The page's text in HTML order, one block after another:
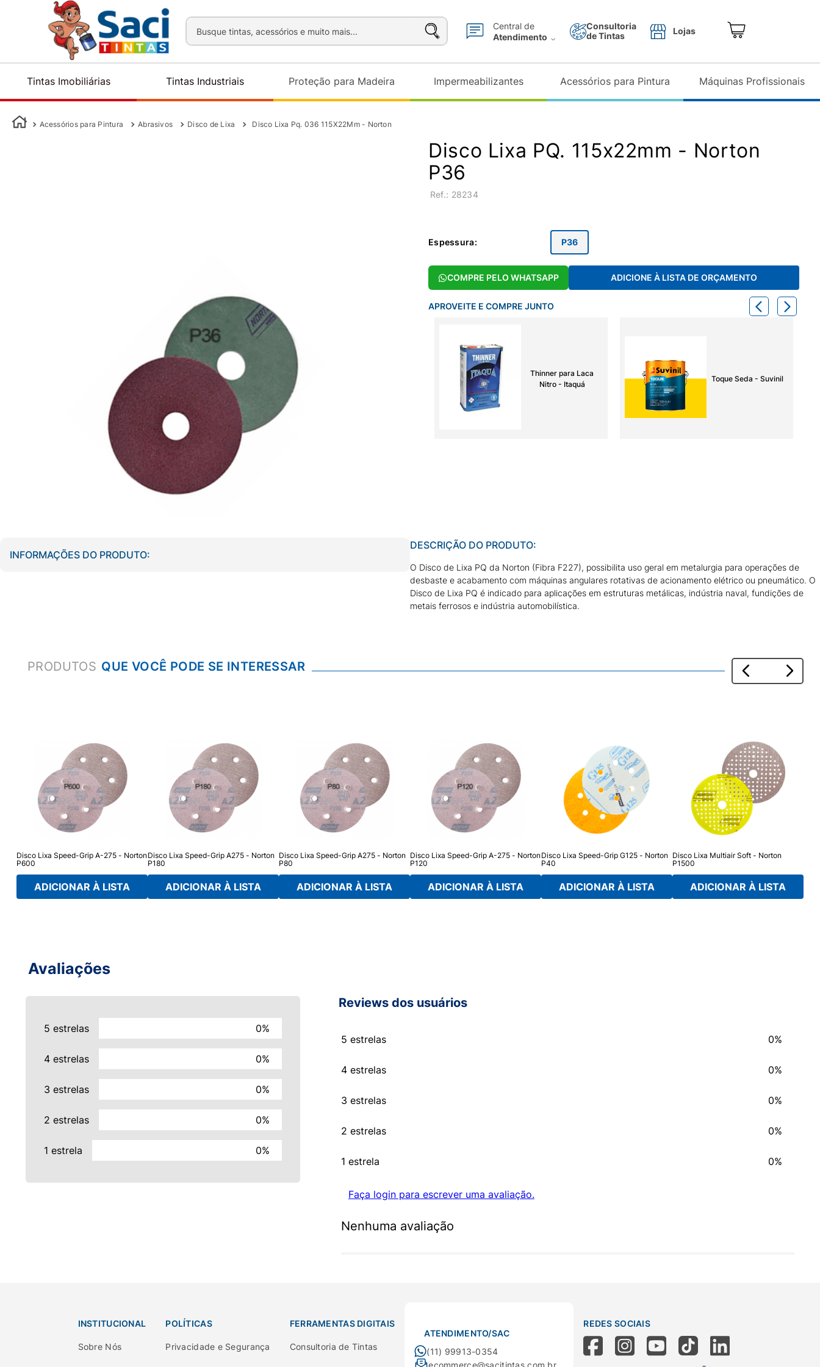
Busque tintas, acessórios e muito mais...
Central de
Atendimento
Consultoria
de Tintas
Lojas
Tintas Imobiliárias Tintas Industriais Proteção para Madeira Impermeabilizantes Acessórios para Pintura Máquinas Profissionais
Acessórios para Pintura Abrasivos Disco de Lixa Disco Lixa Pq. 036 115X22Mm - Norton
Disco Lixa PQ. 115x22mm - Norton
P36
: 28234
Espessura: P36
COMPRE PELO WHATSAPP ADICIONE À LISTA DE ORÇAMENTO
APROVEITE E COMPRE JUNTO
Thinner para Laca
Nitro - Itaquá
Toque Seda - Suvinil
INFORMAÇÕES DO PRODUTO:
DESCRIÇÃO DO PRODUTO:
O Disco de Lixa PQ da Norton (Fibra F227), possibilita uso geral em metalurgia para operações de
desbaste e acabamento com máquinas angulares rotativas de acionamento elétrico ou pneumático. O
Disco de Lixa PQ é indicado para aplicações em estruturas metálicas, indústria naval, fundições de
metais ferrosos e indústria automobilística.
PRODUTOS
Disco Lixa Speed-Grip A-275 - Norton
P600
ADICIONAR À LISTA
Disco Lixa Speed-Grip A275 - Norton
P180
ADICIONAR À LISTA
Disco Lixa Speed-Grip A275 - Norton
P80
ADICIONAR À LISTA
Disco Lixa Speed-Grip A-275 - Norton
P120
ADICIONAR À LISTA
Disco Lixa Speed-Grip G125 - Norton
P40
ADICIONAR À LISTA
Disco Lixa Multiair Soft - Norton
P1500
ADICIONAR À LISTA
Avaliações
5 estrelas 0%
4 estrelas 0%
3 estrelas 0%
2 estrelas 0%
1 estrela 0%
Reviews dos usuários
5 estrelas 0%
4 estrelas 0%
3 estrelas 0%
2 estrelas 0%
1 estrela 0%
Faça login para escrever uma avaliação.
Nenhuma avaliação
INSTITUCIONAL
Sobre Nós
POLÍTICAS
Privacidade e Segurança
FERRAMENTAS DIGITAIS
Consultoria de Tintas
ATENDIMENTO/SAC
(11) 99913-0354
ecommerce@sacitintas.com.br
REDES SOCIAIS